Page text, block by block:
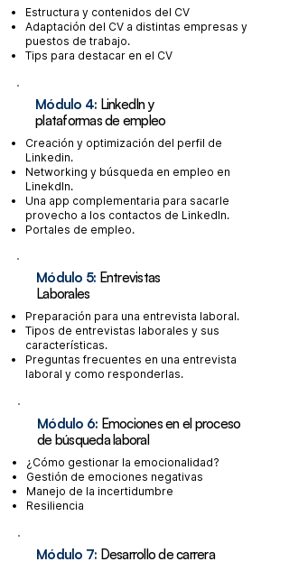
Estructura y contenidos del CV
Adaptación del CV a distintas empresas y
puestos de trabajo.
Tips para destacar en el CV
Módulo 4: LinkedIn y
plataformas de empleo
Creación y optimización del perfil de
Linkedin.
Networking y búsqueda en empleo en
LinekdIn.
Una app complementaria para sacarle
provecho a los contactos de LinkedIn.
Portales de empleo.
Módulo 5: Entrevistas
Laborales
Preparación para una entrevista laboral.
Tipos de entrevistas laborales y sus
características.
Preguntas frecuentes en una entrevista
laboral y como responderlas.
Módulo 6: Emociones en el proceso
de búsqueda laboral
¿Cómo gestionar la emocionalidad?
Gestión de emociones negativas
Manejo de la incertidumbre
Resiliencia
Módulo 7: Desarrollo de carrera